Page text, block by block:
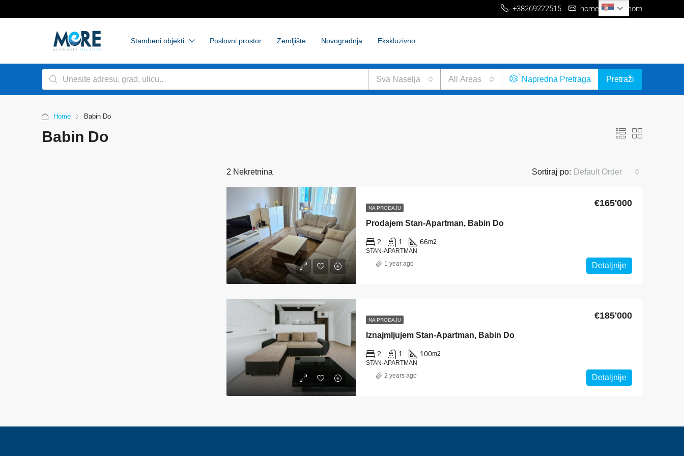
+38269222515 home@me-re.com
Stambeni objekti Poslovni prostor Zemljište Novogradnja Ekskluzivno
Sva Naselja All Areas Napredna Pretraga Pretraži
Home Babin Do
Babin Do
2 Nekretnina Sortiraj po: Default Order
NA PRODAJU
Prodajem Stan-Apartman, Babin Do
€165'000
2 1 66m2
STAN-APARTMAN
Detaljnije
1 year ago
NA PRODAJU
Iznajmljujem Stan-Apartman, Babin Do
€185'000
2 1 100m2
STAN-APARTMAN
Detaljnije
2 years ago
Serbian